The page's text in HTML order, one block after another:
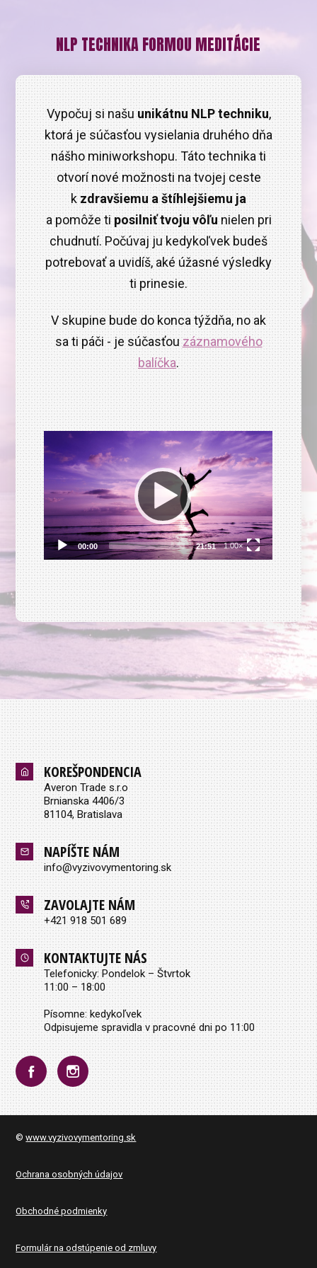
NLP TECHNIKA FORMOU MEDITÁCIE
Vypočuj si našuunikátnu NLP techniku,
ktorá je súčasťou vysielania druhého dňa
nášho miniworkshopu. Táto technika ti
otvorí nové možnosti na tvojej ceste
kzdravšiemu a štíhlejšiemu ja
a pomôže tiposilniť tvoju vôľunielen pri
chudnutí. Počúvaj ju kedykoľvek budeš
potrebovať a uvidíš, aké úžasné výsledky
ti prinesie.
V skupine bude do konca týždňa, no ak
sa ti páči - je súčasťouzáznamového
balíčka.
KOREŠPONDENCIA
Averon Trade s.r.o
Brnianska 4406/3
81104, Bratislava
NAPÍŠTE NÁM
info@vyzivovymentoring.sk
ZAVOLAJTE NÁM
+421 918 501 689
KONTAKTUJTE NÁS
Telefonicky: Pondelok – Štvrtok
11:00 – 18:00
Písomne: kedykoľvek
Odpisujeme spravidla v pracovné dni po 11:00
©www.vyzivovymentoring.sk
Ochrana osobných údajov
Obchodné podmienky
Formulár na odstúpenie od zmluvy